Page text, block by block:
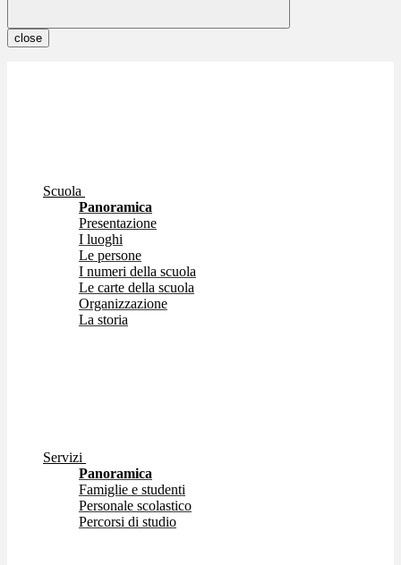
close
Scuola
Panoramica
Presentazione
I luoghi
Le persone
I numeri della scuola
Le carte della scuola
Organizzazione
La storia
Servizi
Panoramica
Famiglie e studenti
Personale scolastico
Percorsi di studio